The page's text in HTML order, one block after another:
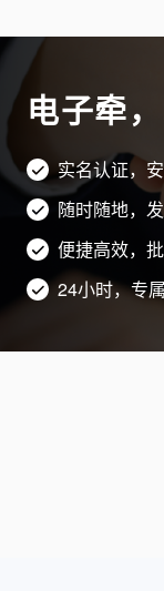
电子牵
实名认证，
随时随地，
便捷高效，
24小时，专